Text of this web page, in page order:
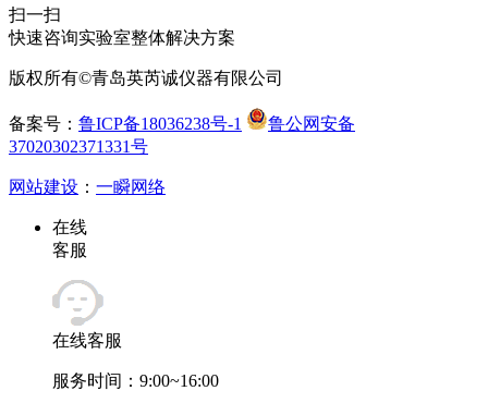
扫一扫
快速咨询实验室整体解决方案
版权所有©青岛英芮诚仪器有限公司
备案号： 鲁ICP备18036238号-1
鲁公网安备
37020302371331号
网站建设 ： 一瞬网络
在线
客服
在线客服
服务时间：9:00~16:00